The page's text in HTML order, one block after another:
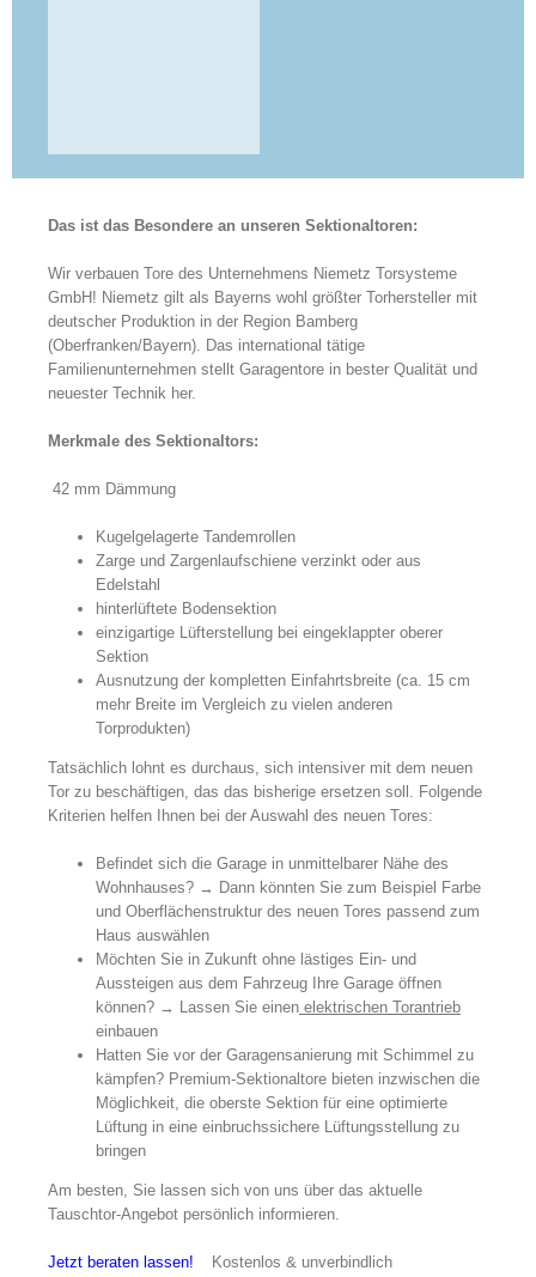
Das ist das Besondere an unseren Sektionaltoren:
Wir verbauen Tore des Unternehmens Niemetz Torsysteme
GmbH! Niemetz gilt als Bayerns wohl größter Torhersteller mit
deutscher Produktion in der Region Bamberg
(Oberfranken/Bayern). Das international tätige
Familienunternehmen stellt Garagentore in bester Qualität und
neuester Technik her.
Merkmale des Sektionaltors:
42 mm Dämmung
Kugelgelagerte Tandemrollen
Zarge und Zargenlaufschiene verzinkt oder aus
Edelstahl
hinterlüftete Bodensektion
einzigartige Lüfterstellung bei eingeklappter oberer
Sektion
Ausnutzung der kompletten Einfahrtsbreite (ca. 15 cm
mehr Breite im Vergleich zu vielen anderen
Torprodukten)
Tatsächlich lohnt es durchaus, sich intensiver mit dem neuen
Tor zu beschäftigen, das das bisherige ersetzen soll. Folgende
Kriterien helfen Ihnen bei der Auswahl des neuen Tores:
Befindet sich die Garage in unmittelbarer Nähe des
Wohnhauses? → Dann könnten Sie zum Beispiel Farbe
und Oberflächenstruktur des neuen Tores passend zum
Haus auswählen
Möchten Sie in Zukunft ohne lästiges Ein- und
Aussteigen aus dem Fahrzeug Ihre Garage öffnen
können? → Lassen Sie einen elektrischen Torantrieb
einbauen
Hatten Sie vor der Garagensanierung mit Schimmel zu
kämpfen? Premium-Sektionaltore bieten inzwischen die
Möglichkeit, die oberste Sektion für eine optimierte
Lüftung in eine einbruchssichere Lüftungsstellung zu
bringen
Am besten, Sie lassen sich von uns über das aktuelle
Tauschtor-Angebot persönlich informieren.
Jetzt beraten lassen! Kostenlos & unverbindlich